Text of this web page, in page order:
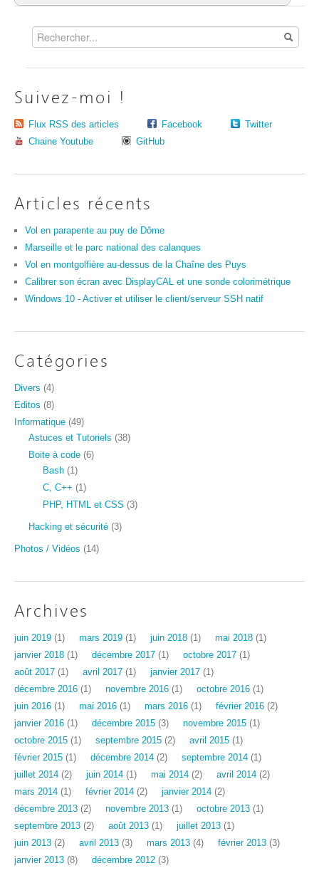
Suivez-moi !
Flux RSS des articles Facebook
Twitter
Chaine Youtube
GitHub
Articles récents
Vol en parapente au puy de Dôme
Marseille et le parc national des calanques
Vol en montgolfière au-dessus de la Chaîne des Puys
Calibrer son écran avec DisplayCAL et une sonde colorimétrique
Windows 10 - Activer et utiliser le client/serveur SSH natif
Catégories
Divers (4)
Editos (8)
Informatique (49)
Astuces et Tutoriels (38)
Boite à code (6)
Bash (1)
C, C++ (1)
PHP, HTML et CSS (3)
Hacking et sécurité (3)
Photos / Vidéos (14)
Archives
juin 2019 (1) mars 2019 (1) juin 2018 (1) mai 2018 (1)
janvier 2018 (1) décembre 2017 (1) octobre 2017 (1)
août 2017 (1) avril 2017 (1) janvier 2017 (1)
décembre 2016 (1) novembre 2016 (1) octobre 2016 (1)
juin 2016 (1) mai 2016 (1) mars 2016 (1) février 2016 (2)
janvier 2016 (1) décembre 2015 (3) novembre 2015 (1)
octobre 2015 (1) septembre 2015 (2) avril 2015 (1)
février 2015 (1) décembre 2014 (2) septembre 2014 (1)
juillet 2014 (2) juin 2014 (1) mai 2014 (2) avril 2014 (2)
mars 2014 (1) février 2014 (2) janvier 2014 (2)
décembre 2013 (2) novembre 2013 (1) octobre 2013 (1)
septembre 2013 (2) août 2013 (1) juillet 2013 (1)
juin 2013 (2) avril 2013 (3) mars 2013 (4) février 2013 (3)
janvier 2013 (8) décembre 2012 (3)